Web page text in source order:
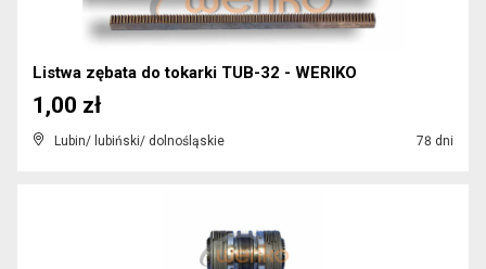
Listwa zębata do tokarki TUB-32 - WERIKO
Lubin/ lubiński/ dolnośląskie 78 dni
1,00 zł